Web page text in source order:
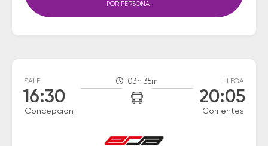
POR PERSONA
SALE
16:30
Concepcion
03h 35m LLEGA
20:05
Corrientes